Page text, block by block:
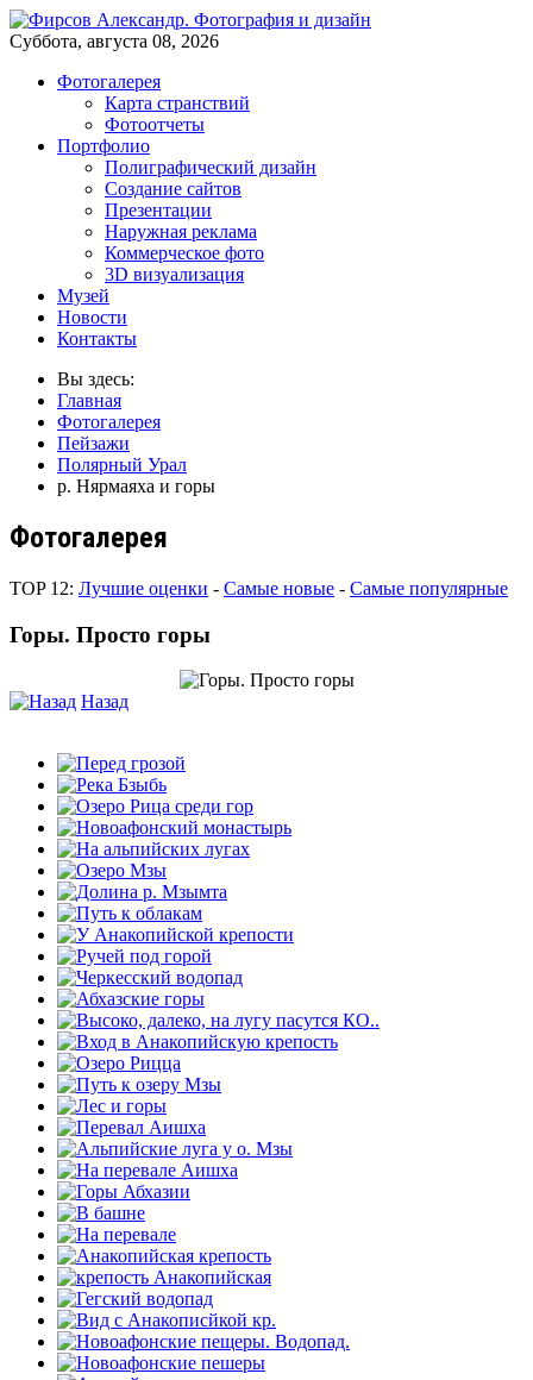
Суббота, августа 08, 2026
Фотогалерея
Карта странствий
Фотоотчеты
Портфолио
Полиграфический дизайн
Создание сайтов
Презентации
Наружная реклама
Коммерческое фото
3D визуализация
Музей
Новости
Контакты
Вы здесь:
Главная
Фотогалерея
Пейзажи
Полярный Урал
р. Нярмаяха и горы
Фотогалерея
TOP 12: Лучшие оценки - Самые новые - Самые популярные
Горы. Просто горы
Назад